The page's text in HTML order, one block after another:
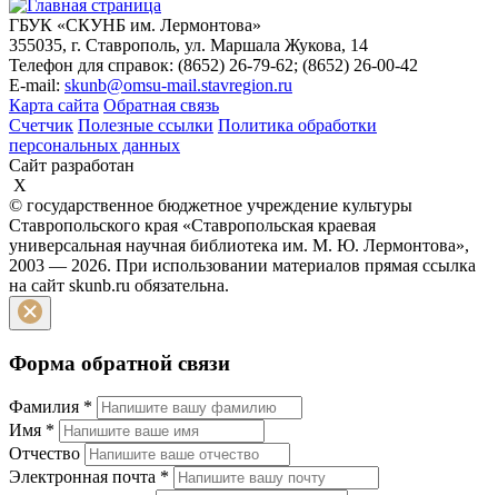
ГБУК «СКУНБ им. Лермонтова»
355035, г. Ставрополь, ул. Маршала Жукова, 14
Телефон для справок: (8652) 26-79-62; (8652) 26-00-42
E-mail: skunb@omsu-mail.stavregion.ru
Карта сайта Обратная связь
Счетчик Полезные ссылки Политика обработки
персональных данных
Сайт разработан
X
© государственное бюджетное учреждение культуры
Ставропольского края «Ставропольская краевая
универсальная научная библиотека им. М. Ю. Лермонтова»,
2003 — 2026. При использовании материалов прямая ссылка
на сайт skunb.ru обязательна.
Форма обратной связи
Фамилия *
Имя *
Отчество
Электронная почта *